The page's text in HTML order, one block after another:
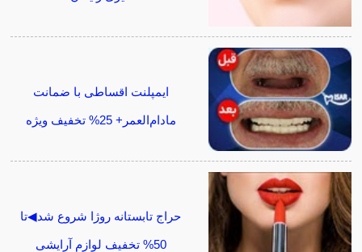
ایمپلنت اقساطی با ضمانت
مادام‌العمر+ 25% تخفیف ویژه
حراج تابستانه روژا شروع شد◀تا
50% تخفیف لوازم آرایشی